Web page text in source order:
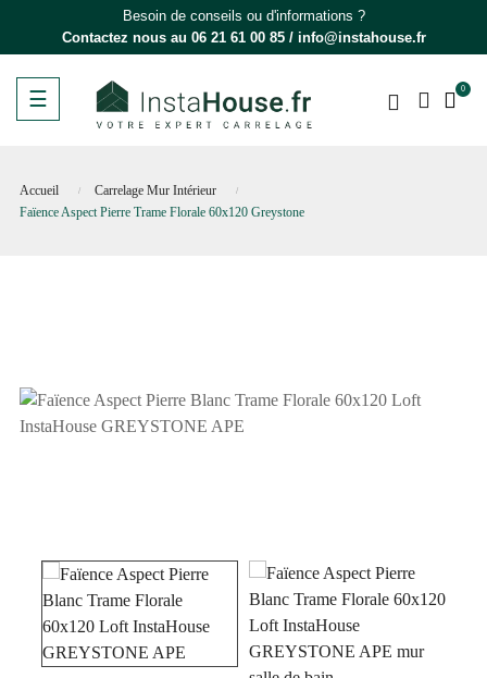
Besoin de conseils ou d'informations ?
Contactez nous au 06 21 61 00 85/ info@instahouse.fr
Basculer
la
☰ 0
Accueil
Carrelage Mur Intérieur
Faïence Aspect Pierre Trame Florale 60x120 Greystone